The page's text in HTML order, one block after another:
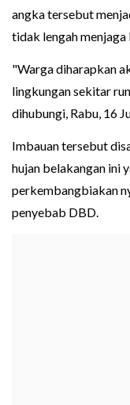
angka tersebut
tidak lengah menjaga
"Warga diharapkan
lingkungan sekitar
dihubungi, Rabu, 16
Imbauan tersebut
hujan belakangan ini
perkembangbiakan
penyebab DBD.